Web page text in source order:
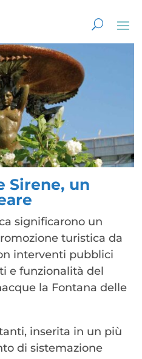
Sirene, un
significarono un
turistica da
interventi pubblici
e funzionalità del
la Fontana delle
inserita in un più
di sistemazione